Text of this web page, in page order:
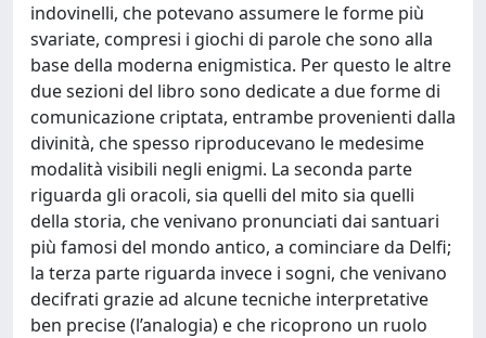
indovinelli, che potevano assumere le forme più
svariate, compresi i giochi di parole che sono alla
base della moderna enigmistica. Per questo le altre
due sezioni del libro sono dedicate a due forme di
comunicazione criptata, entrambe provenienti dalla
divinità, che spesso riproducevano le medesime
modalità visibili negli enigmi. La seconda parte
riguarda gli oracoli, sia quelli del mito sia quelli
della storia, che venivano pronunciati dai santuari
più famosi del mondo antico, a cominciare da Delfi;
la terza parte riguarda invece i sogni, che venivano
decifrati grazie ad alcune tecniche interpretative
ben precise (l’analogia) e che ricoprono un ruolo